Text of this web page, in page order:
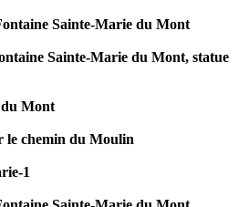
Sainte-Marie du Mont
Sainte-Marie du Mont, statue
Mont
le chemin du Moulin
1